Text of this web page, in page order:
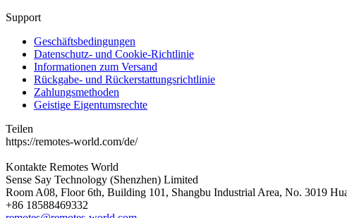
Support
Geschäftsbedingungen
Datenschutz- und Cookie-Richtlinie
Informationen zum Versand
Rückgabe- und Rückerstattungsrichtlinie
Zahlungsmethoden
Geistige Eigentumsrechte
Teilen
https://remotes-world.com/de/
Kontakte Remotes World
Sense Say Technology (Shenzhen) Limited
Room A08, Floor 6th, Building 101, Shangbu Industrial Area, No. 3019
+86 18588469332